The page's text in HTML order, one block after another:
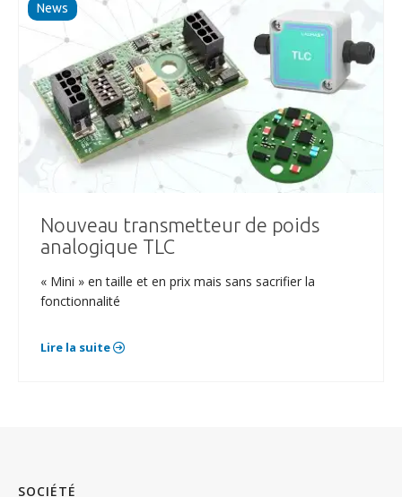
News
Nouveau transmetteur de poids
analogique TLC
« Mini » en taille et en prix mais sans sacrifier la
fonctionnalité
Lire la suite
SOCIÉTÉ